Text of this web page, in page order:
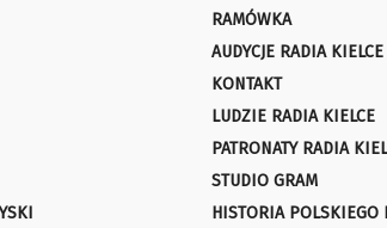
RAMÓWKA
AUDYCJE RADIA KIELCE
KONTAKT
LUDZIE RADIA KIELCE
PATRONATY RADIA
STUDIO GRAM
HISTORIA POLSKIEGO